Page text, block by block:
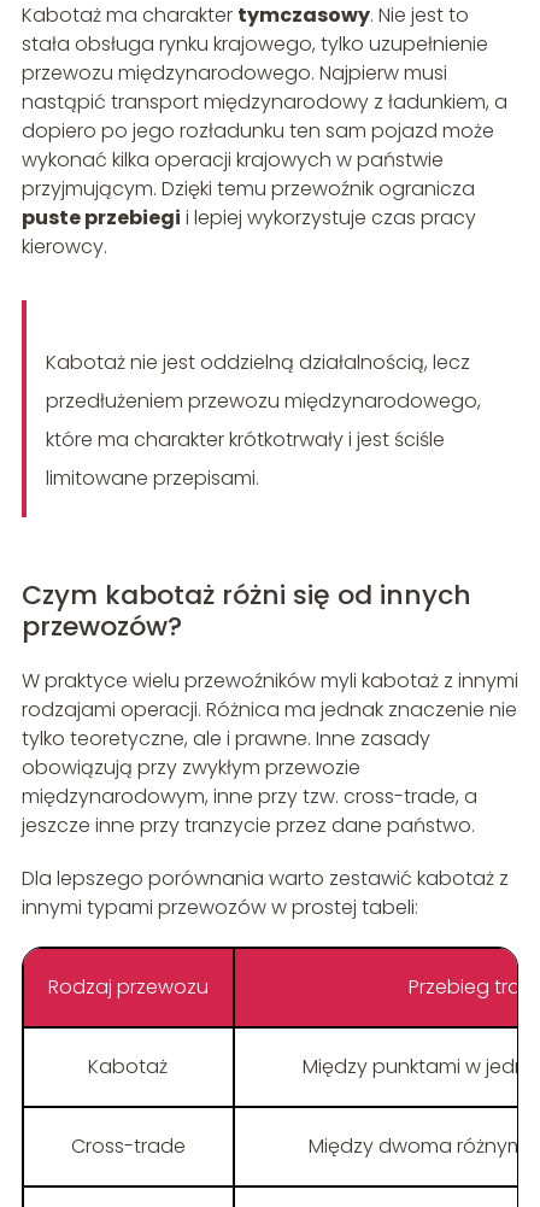
Kabotaż ma charakter tymczasowy. Nie jest to
stała obsługa rynku krajowego, tylko uzupełnienie
przewozu międzynarodowego. Najpierw musi
nastąpić transport międzynarodowy z ładunkiem, a
dopiero po jego rozładunku ten sam pojazd może
wykonać kilka operacji krajowych w państwie
przyjmującym. Dzięki temu przewoźnik ogranicza
puste przebiegi i lepiej wykorzystuje czas pracy
kierowcy.
Kabotaż nie jest oddzielną działalnością, lecz
przedłużeniem przewozu międzynarodowego,
które ma charakter krótkotrwały i jest ściśle
limitowane przepisami.
Czym kabotaż różni się od innych
przewozów?
W praktyce wielu przewoźników myli kabotaż z innymi
rodzajami operacji. Różnica ma jednak znaczenie nie
tylko teoretyczne, ale i prawne. Inne zasady
obowiązują przy zwykłym przewozie
międzynarodowym, inne przy tzw. cross-trade, a
jeszcze inne przy tranzycie przez dane państwo.
Dla lepszego porównania warto zestawić kabotaż z
innymi typami przewozów w prostej tabeli:
Rodzaj przewozu Przebieg trasy
Kabotaż Między punktami w
Cross-trade Między dwoma różnymi